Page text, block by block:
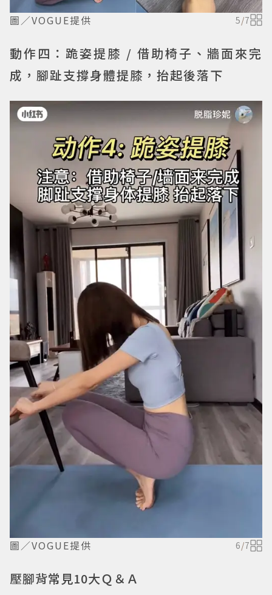
圖／VOGUE提供 5/7
動作四：跪姿提膝 / 借助椅子、牆面來完
成，腳趾支撐身體提膝，抬起後落下
圖／VOGUE提供 6/7
壓腳背常見10大Ｑ＆Ａ